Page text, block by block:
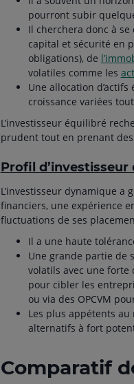
pourront subir
Il cherchera donc à
capital et sécurité en
obligations), de
volatiles comme les
Une allocation
croissance variées
L’investisseur équilibré
prudent tout en prenant
Profil d’investisseur
L’investisseur dynamique a
financiers, une expérience
fluctuations de ses
Il a une haute
Une grande partie de
volatils avec une forte
pour cibler les
ou via des OPCVM
Les plus appétents
alternatifs à fort
Comparatif